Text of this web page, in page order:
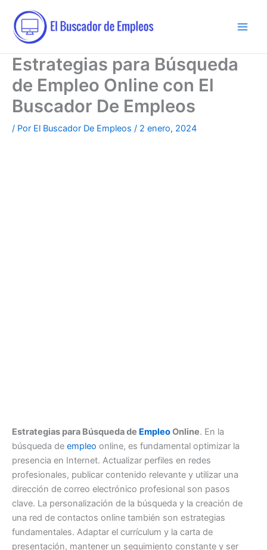
contenido
Estrategias para Búsqueda
de Empleo Online con El
Buscador De Empleos
/ Por El Buscador De Empleos / 2 enero, 2024
Estrategias para Búsqueda de EmpleoOnline. En la
búsqueda de empleo online, es fundamental optimizar la
presencia en Internet. Actualizar perfiles en redes
profesionales, publicar contenido relevante y utilizar una
dirección de correo electrónico profesional son pasos
clave. La personalización de la búsqueda y la creación de
una red de contactos online también son estrategias
fundamentales. Adaptar el currículum y la carta de
presentación, mantener un seguimiento constante y ser